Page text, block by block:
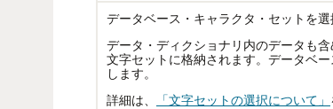
データベース・ キャラクタ・セットを選
データ・ディクショナリ内のデータも
文字セットに格納されます。データベ
します。
詳細は、
「文字セットの選択について」